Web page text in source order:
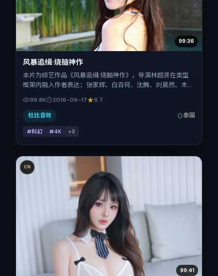
99:36
风暴追缉·烧脑神作
本片为综艺作品《风暴追缉·烧脑神作》，导演林超贤在类型
框架内融入作者表达；张家辉、白百何、沈腾、刘昊然、木村
品背景为泰国。上映时间 2016年6月17日（公映登记日 2016-
06-17），全片116分钟，节奏张弛有度。
99.8K 2016-06-17 6.7
杜比音效 泰国
#科幻 #4K +3
CN
99:41